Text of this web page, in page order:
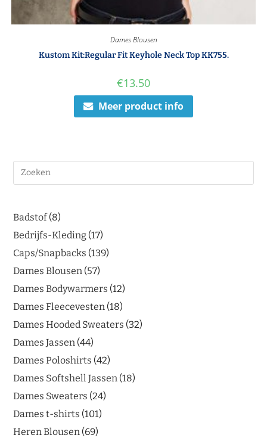
Dames Blousen
Kustom Kit:Regular Fit Keyhole Neck Top KK755.
€13.50
Meer product info
Badstof 8
Bedrijfs-Kleding 17
Caps/Snapbacks 139
Dames Blousen 57
Dames Bodywarmers 12
Dames Fleecevesten 18
Dames Hooded Sweaters 32
Dames Jassen 44
Dames Poloshirts 42
Dames Softshell Jassen 18
Dames Sweaters 24
Dames t-shirts 101
Heren Blousen 69